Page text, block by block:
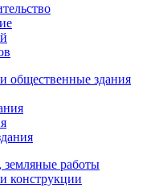
общественные здания
работы
конструкции